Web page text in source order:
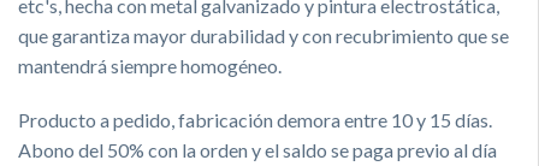
etc's, hecha con metal galvanizado y pintura electrostática,
que garantiza mayor durabilidad y con recubrimiento que se
mantendrá siempre homogéneo.
Producto a pedido, fabricación demora entre 10 y 15 días.
Abono del 50% con la orden y el saldo se paga previo al día